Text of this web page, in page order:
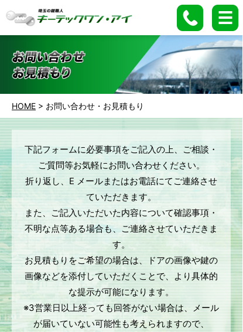
HOME > お問い合わせ・お見積もり
下記フォームに必要事項をご記入の上、ご相談・
ご質問等お気軽にお問い合わせください。
折り返し、E メールまたはお電話にてご連絡させ
ていただきます。
また、ご記入いただいた内容について確認事項・
不明な点等ある場合も、ご連絡させていただきま
す。
お見積もりをご希望の場合は、ドアの画像や鍵の
画像などを添付していただくことで、より具体的
な提示が可能になります。
※3営業日以上経っても回答がない場合は、メール
が届いていない可能性も考えられますので、